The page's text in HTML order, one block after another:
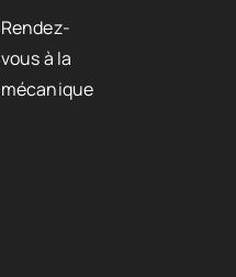
Rendez-
vous à la
mécanique